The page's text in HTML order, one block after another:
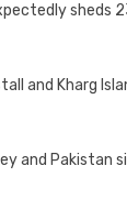
sheds
and Kharg
and Pakistan